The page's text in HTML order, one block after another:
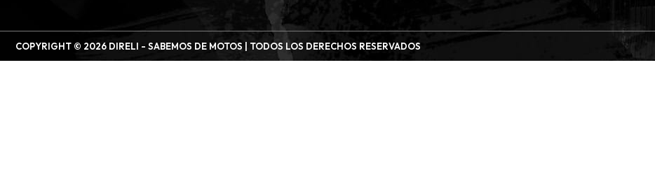
COPYRIGHT © 2026 DIRELI - SABEMOS DE MOTOS | TODOS LOS DERECHOS RESERVADOS